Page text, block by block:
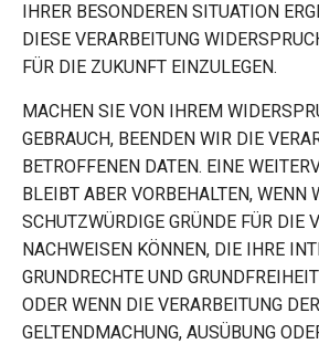
IHRER BESONDEREN SITUATION
DIESE VERARBEITUNG
FÜR DIE ZUKUNFT EINZULEGEN.
MACHEN SIE VON IHREM
GEBRAUCH, BEENDEN WIR DIE
BETROFFENEN DATEN. EINE
BLEIBT ABER VORBEHALTEN, WENN
SCHUTZWÜRDIGE GRÜNDE FÜR DIE
NACHWEISEN KÖNNEN, DIE IHRE
GRUNDRECHTE UND
ODER WENN DIE VERARBEITUNG DER
GELTENDMACHUNG, AUSÜBUNG